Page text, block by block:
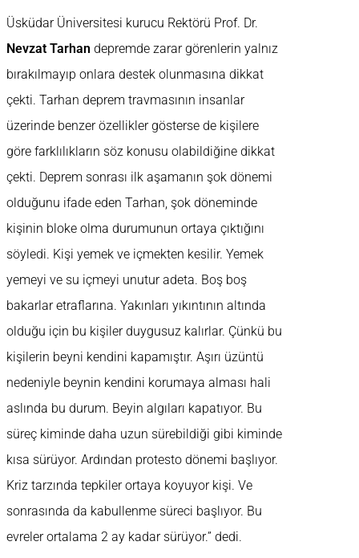
Üsküdar Üniversitesi kurucu Rektörü Prof. Dr.
Nevzat Tarhan depremde zarar görenlerin yalnız
bırakılmayıp onlara destek olunmasına dikkat
çekti. Tarhan deprem travmasının insanlar
üzerinde benzer özellikler gösterse de kişilere
göre farklılıkların söz konusu olabildiğine dikkat
çekti. Deprem sonrası ilk aşamanın şok dönemi
olduğunu ifade eden Tarhan, şok döneminde
kişinin bloke olma durumunun ortaya çıktığını
söyledi. Kişi yemek ve içmekten kesilir. Yemek
yemeyi ve su içmeyi unutur adeta. Boş boş
bakarlar etraflarına. Yakınları yıkıntının altında
olduğu için bu kişiler duygusuz kalırlar. Çünkü bu
kişilerin beyni kendini kapamıştır. Aşırı üzüntü
nedeniyle beynin kendini korumaya alması hali
aslında bu durum. Beyin algıları kapatıyor. Bu
süreç kiminde daha uzun sürebildiği gibi kiminde
kısa sürüyor. Ardından protesto dönemi başlıyor.
Kriz tarzında tepkiler ortaya koyuyor kişi. Ve
sonrasında da kabullenme süreci başlıyor. Bu
evreler ortalama 2 ay kadar sürüyor.” dedi.